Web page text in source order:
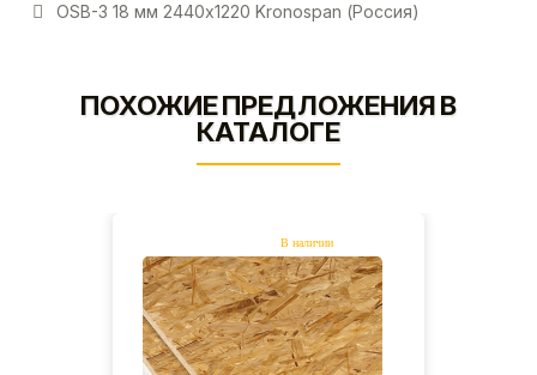
OSB-3 18 мм 2440х1220 Kronospan (Россия)
ПОХОЖИЕ ПРЕДЛОЖЕНИЯ В
КАТАЛОГЕ